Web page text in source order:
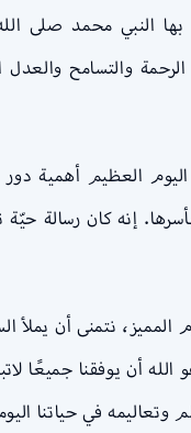
بها النبي محمد صلى
والتسامح والعدل
العظيم أهمية
إنه كان رسالة
المميز، نتمنى أن يملأ
الله أن يوفقنا جميعًا
وتعاليمه في حياتنا